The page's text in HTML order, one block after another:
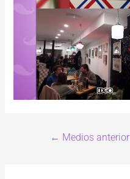
← Medios anterior